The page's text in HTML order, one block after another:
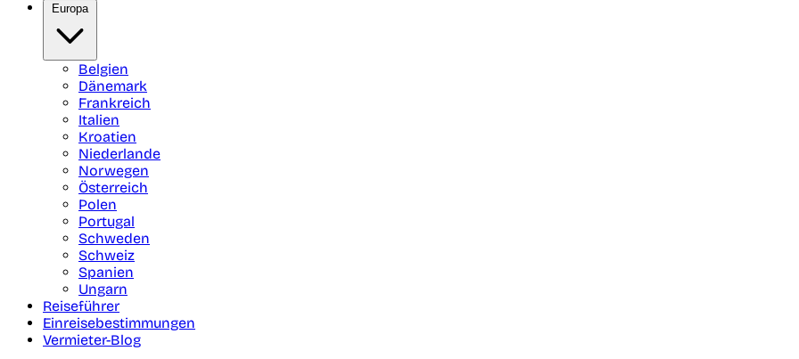
Europa
Belgien
Dänemark
Frankreich
Italien
Kroatien
Niederlande
Norwegen
Österreich
Polen
Portugal
Schweden
Schweiz
Spanien
Ungarn
Reiseführer
Einreisebestimmungen
Vermieter-Blog